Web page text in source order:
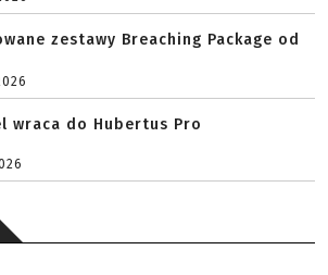
zestawy Breaching Package od
wraca do Hubertus Pro